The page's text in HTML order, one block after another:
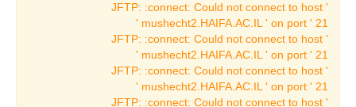
העוגב העתיק וסיפורו
לוח אירועים
תערוכות ארכאולוגיה
תערוכות מתחלפות
JFTP: :connect: Could not connect to host '
mushecht2.HAIFA.AC.IL ' on port ' 21 '
JFTP: :connect: Could not connect to host '
mushecht2.HAIFA.AC.IL ' on port ' 21 '
JFTP: :connect: Could not connect to host '
mushecht2.HAIFA.AC.IL ' on port ' 21 '
JFTP: :connect: Could not connect to host '